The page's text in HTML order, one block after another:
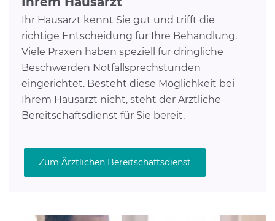
Ihr Hausarzt kennt Sie gut und trifft die
richtige Entscheidung für Ihre Behandlung.
Viele Praxen haben speziell für dringliche
Beschwerden Notfallsprechstunden
eingerichtet. Besteht diese Möglichkeit bei
Ihrem Hausarzt nicht, steht der Ärztliche
Bereitschaftsdienst für Sie bereit.
Zum Ärztlichen Bereitschaftsdienst